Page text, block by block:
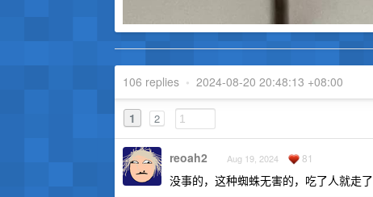
106 replies • 2024-08-20 20:48:13 +08:00
1 2
reoah2 Aug 19, 2024 81
没事的，这种蜘蛛无害的，吃了人就走了